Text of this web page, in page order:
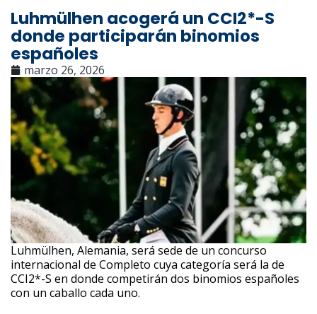
Luhmülhen acogerá un CCI2*-S
donde participarán binomios
españoles
marzo 26, 2026
Luhmülhen, Alemania, será sede de un concurso
internacional de Completo cuya categoría será la de
CCI2*-S en donde competirán dos binomios españoles
con un caballo cada uno.